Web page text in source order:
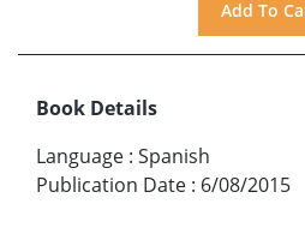
Book Details
Language : Spanish
Publication Date : 6/08/2015